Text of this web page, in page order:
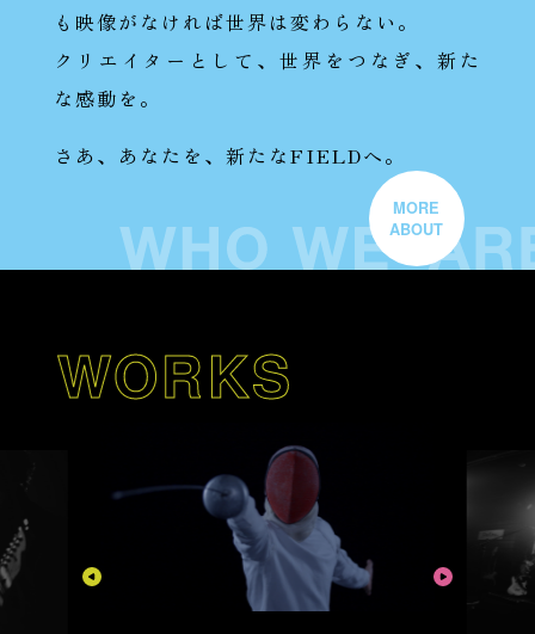
も映像がなければ世界は変わらない。
クリエイターとして、世界をつなぎ、新た
な感動を。
さあ、あなたを、新たなFIELDへ。
MORE
ABOUT
WORKS